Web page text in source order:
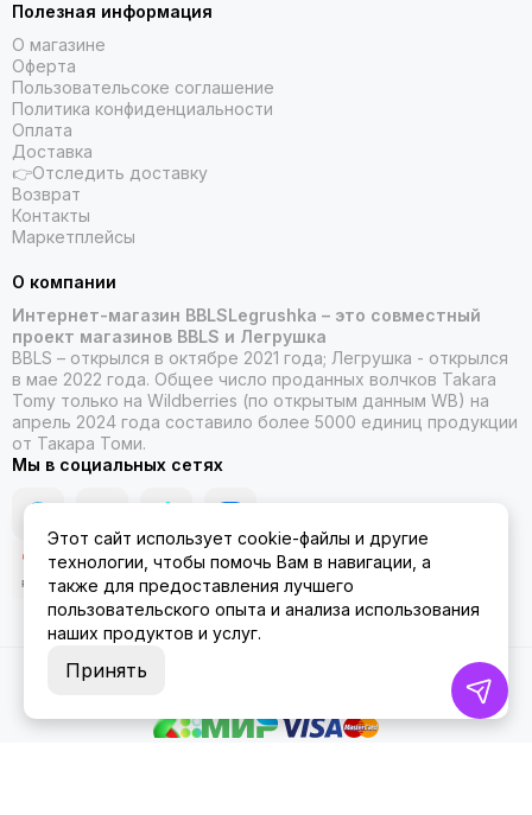
Полезная информация
О магазине
Оферта
Пользовательсоке соглашение
Политика конфиденциальности
Оплата
Доставка
👉Отследить доставку
Возврат
Контакты
Маркетплейсы
О компании
Интернет-магазин BBLSLegrushka – это совместный
проект магазинов BBLS и Легрушка
BBLS – открылся в октябре 2021 года; Легрушка - открылся
в мае 2022 года. Общее число проданных волчков Takara
Tomy только на Wildberries (по открытым данным WB) на
апрель 2024 года составило более 5000 единиц продукции
от Такара Томи.
Мы в социальных сетях
2026 © ББЛСЛегрушка.
Этот сайт использует cookie-файлы и другие
технологии, чтобы помочь Вам в навигации, а
также для предоставления лучшего
пользовательского опыта и анализа использования
наших продуктов и услуг.
Принять